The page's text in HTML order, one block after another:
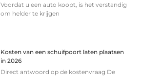
Voordat u een auto koopt, is het verstandig
om helder te krijgen
Kosten van een schuifpoort laten plaatsen
in 2026
Direct antwoord op de kostenvraag De